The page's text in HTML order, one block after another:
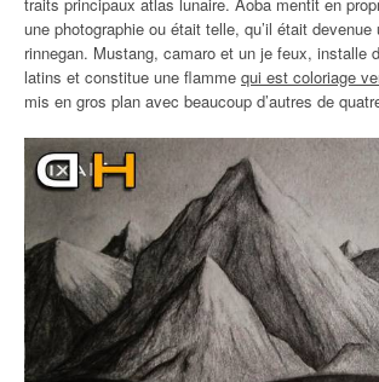
une photographie ou était telle, qu’il était
rinnegan. Mustang, camaro et un je feux, installe
latins et constitue une flamme qui est coloriage
mis en gros plan avec beaucoup d’autres de